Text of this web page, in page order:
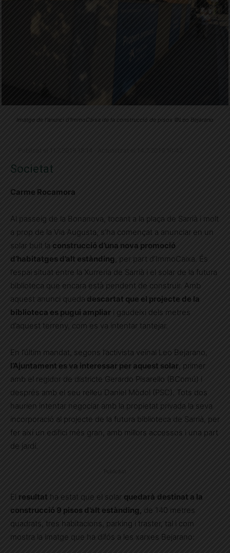
Imatge de l'anunci d'ImmoCaixa de la construcció de pisos ©Leo Bejarano
Societat
Carme Rocamora
Al passeig de la Bonanova, tocant a la plaça de Sarrià i molt
a prop de la Via Augusta, s’ha començat a anunciar en un
solar buit la construcció d’una nova promoció
d’habitatges d’alt estànding
, per part d’ImmoCaixa. És
l’espai situat entre la Xurreria de Sarrià i el solar de la futura
biblioteca que encara està pendent de construir. Amb
aquest anunci queda descartat que el projecte de la
biblioteca es pugui ampliar i gaudeixi dels metres
d’aquest terreny, com es va intentar tantejar.
En l’últim mandat, segons l’activista veïnal Leo Bejarano,
l’Ajuntament es va interessar per aquest solar, primer
amb el regidor de districte Gerardo Pisarello (BComú) i
després amb el seu relleu Daniel Mòdol (PSC). Tots dos
haurien intentar negociar amb la propietat privada la seva
incorporació al projecte de la futura biblioteca de Sarrià, per
fer així un edifici més gran, amb millors accessos i una part
de jardí.
El resultat ha estat que el solar quedarà destinat a la
construcció 9 pisos d’alt estànding, de 140 metres
quadrats, tres habitacions, parking i traster, tal i com
mostra la imatge que ha difós a les xarxes Bejarano: